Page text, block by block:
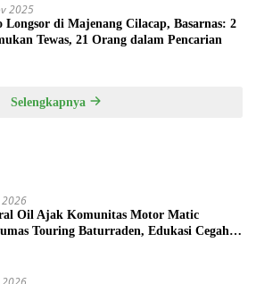
2025
Longsor di Majenang Cilacap, Basarnas: 2
Tewas, 21 Orang dalam Pencarian
Selengkapnya
2026
Oil Ajak Komunitas Motor Matic
Touring Baturraden, Edukasi Cegah